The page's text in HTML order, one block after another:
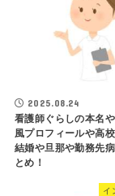
2025.08.24
看護師ぐらしの本名
風プロフィールや高
結婚や旦那や勤務先
とめ！
イ